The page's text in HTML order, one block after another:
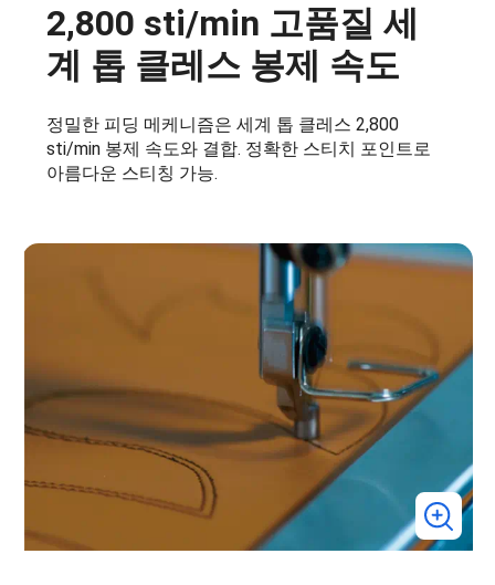
2,800 sti/min 고품질 세
계 톱 클레스 봉제 속도
정밀한 피딩 메케니즘은 세계 톱 클레스 2,800
sti/min 봉제 속도와 결합. 정확한 스티치 포인트로
아름다운 스티칭 가능.